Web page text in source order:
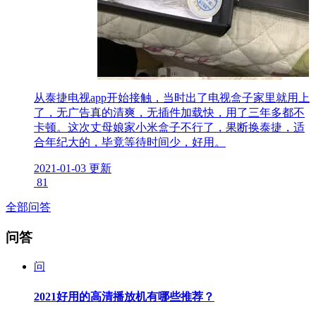
从泰捷电视app开始接触，当时出了电视盒子家里就用上
了，无广告真的清爽，无插件加载快，用了三年多都不
卡顿。这次丈母娘家小米盒子不行了，果断换泰捷，适
合年纪大的，毕竟等待时间少，好用。
2021-01-03 更新
81
全部问答
问答
问
2021好用的高清播放机有哪些推荐？